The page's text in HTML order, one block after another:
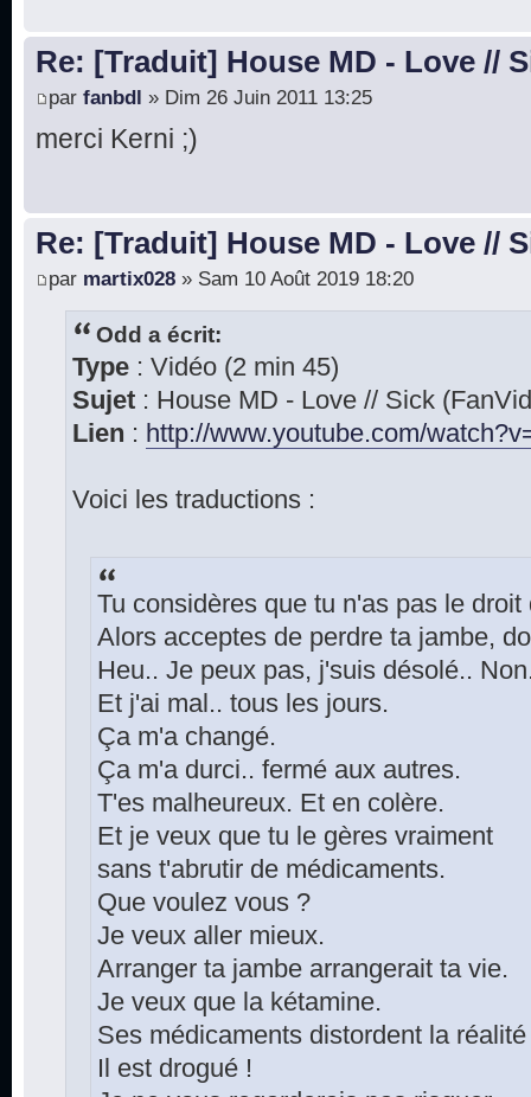
Re: [Traduit] House MD - Love //
par fanbdl » Dim 26 Juin 2011 13:25
merci Kerni ;)
Re: [Traduit] House MD - Love //
par martix028 » Sam 10 Août 2019 18:20
Odd a écrit:
Type : Vidéo (2 min 45)
Sujet : House MD - Love // Sick
Lien : http://www.youtube.com/
Voici les traductions :
Tu considères que tu n'as pas le droit
Alors acceptes de perdre ta jambe,
Heu.. Je peux pas, j'suis désolé..
Et j'ai mal.. tous les jours.
Ça m'a changé.
Ça m'a durci.. fermé aux autres.
T'es malheureux. Et en colère.
Et je veux que tu le gères vraiment
sans t'abrutir de médicaments.
Que voulez vous ?
Je veux aller mieux.
Arranger ta jambe arrangerait ta vie.
Je veux que la kétamine.
Ses médicaments distordent la réalité
Il est drogué !